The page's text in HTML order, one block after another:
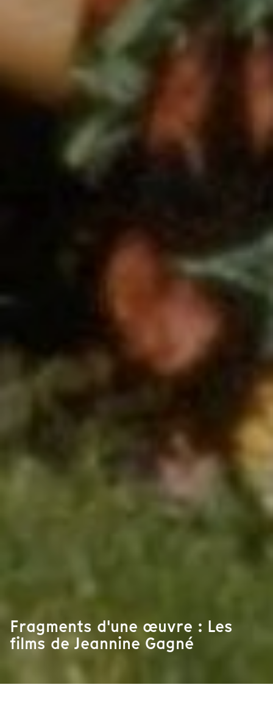
Fragments d'une œuvre : Les
films de Jeannine Gagné